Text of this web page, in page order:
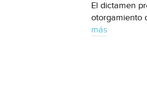
El dictamen
otorgamiento
más